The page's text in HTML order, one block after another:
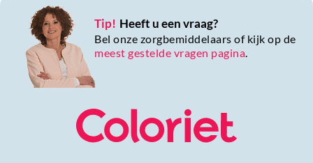
Tip! Heeft u een vraag?
Bel onze zorgbemiddelaars of kijk op de
meest gestelde vragen pagina.